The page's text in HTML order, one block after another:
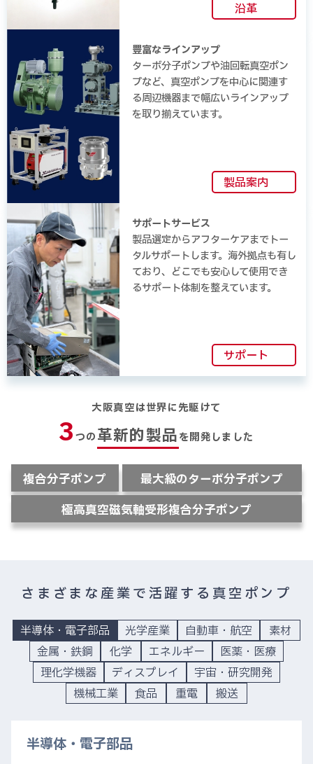
沿革
豊富なラインアップ
ターボ分子ポンプや油回転真空ポン
プなど、真空ポンプを中心に関連す
る周辺機器まで幅広いラインアップ
を取り揃えています。
製品案内
サポートサービス
製品選定からアフターケアまでトー
タルサポートします。海外拠点も有し
ており、どこでも安心して使用でき
るサポート体制を整えています。
サポート
大阪真空は世界に先駆けて
3つの革新的製品を開発しました
複合分子ポンプ
最大級のターボ分子ポンプ
極高真空磁気軸受形複合分子ポンプ
さまざまな産業で活躍する真空ポンプ
半導体・電子部品 光学産業 自動車・航空
素材
金属・鉄鋼
化学 エネルギー
医薬・医療
理化学機器
ディスプレイ
宇宙・研究開発
機械工業
食品 重電 搬送
半導体・電子部品